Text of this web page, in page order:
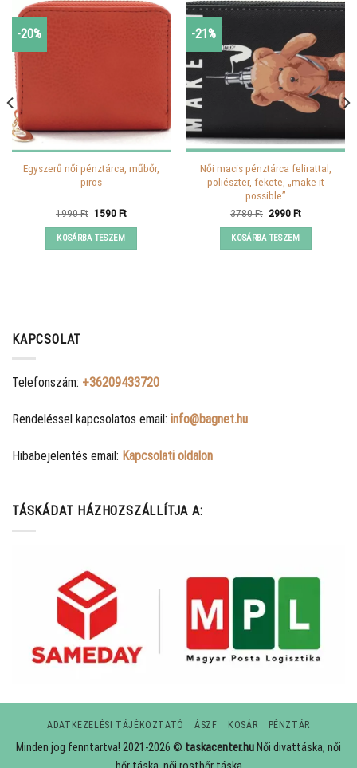
-20%
Egyszerű női pénztárca, műbőr,
piros
1990Ft Original
was:
1990 Ft.
1590FtCurrent
KOSÁRBA TESZEM
-21%
Női macis pénztárca felirattal,
poliészter, fekete, „make it
possible”
3780Ft Original
was:
3780 Ft.
2990FtCurrent
KOSÁRBA TESZEM
KAPCSOLAT
Telefonszám: +36209433720
Rendeléssel kapcsolatos email: info@bagnet.hu
Hibabejelentés email: Kapcsolati oldalon
TÁSKÁDAT HÁZHOZSZÁLLÍTJA A:
ADATKEZELÉSI TÁJÉKOZTATÓ ÁSZF KOSÁR PÉNZTÁR
Minden jog fenntartva! 2021-2026 © taskacenter.hu Női divattáska, női